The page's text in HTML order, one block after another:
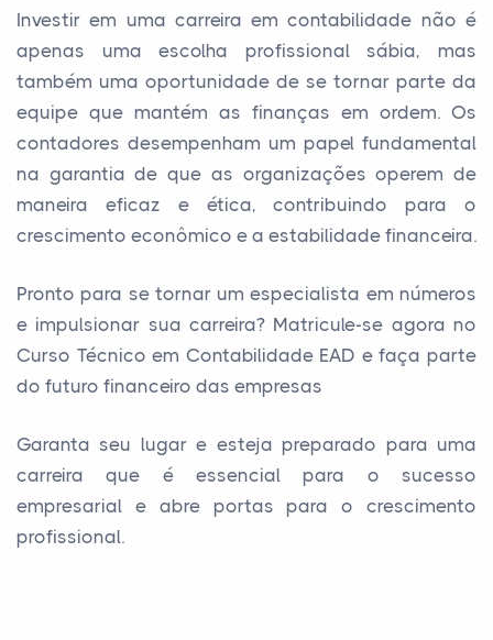
Investir em uma carreira em contabilidade não é
apenas uma escolha profissional sábia, mas
também uma oportunidade de se tornar parte da
equipe que mantém as finanças em ordem. Os
contadores desempenham um papel fundamental
na garantia de que as organizações operem de
maneira eficaz e ética, contribuindo para o
crescimento econômico e a estabilidade financeira.
Pronto para se tornar um especialista em números
e impulsionar sua carreira? Matricule-se agora no
Curso Técnico em Contabilidade EAD e faça parte
do futuro financeiro das empresas
Garanta seu lugar e esteja preparado para uma
carreira que é essencial para o sucesso
empresarial e abre portas para o crescimento
profissional.